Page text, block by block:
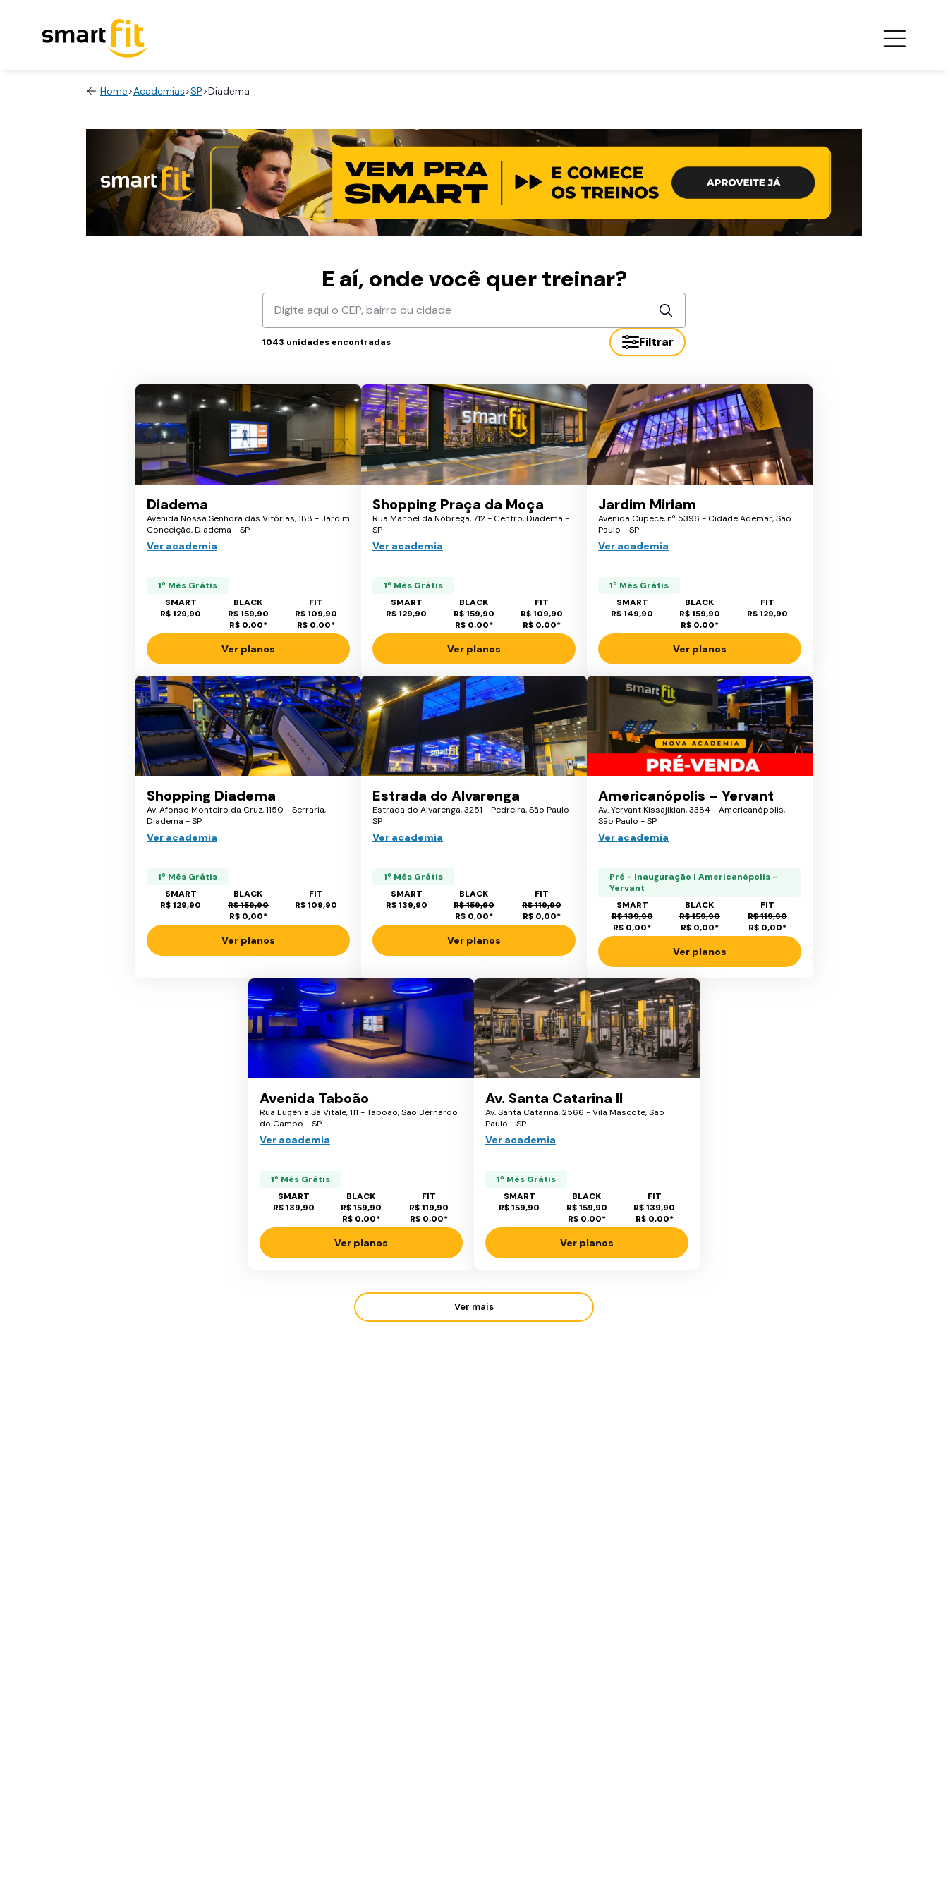
Home>Academias>SP>Diadema
E aí, onde você quer treinar?
1043 unidades encontradas Filtrar
Diadema
Avenida Nossa Senhora das Vitórias, 188 - Jardim
Conceição, Diadema - SP
Ver academia
1º Mês Grátis
SMART
R$ 129,90
BLACK
R$ 159,90
R$ 0,00*
FIT
R$ 109,90
R$ 0,00*
Ver planos
Shopping Praça da Moça
Rua Manoel da Nóbrega, 712 - Centro, Diadema -
SP
Ver academia
1º Mês Grátis
SMART
R$ 129,90
BLACK
R$ 159,90
R$ 0,00*
FIT
R$ 109,90
R$ 0,00*
Ver planos
Jardim Miriam
Avenida Cupecê, nº 5396 - Cidade Ademar, São
Paulo - SP
Ver academia
1º Mês Grátis
SMART
R$ 149,90
BLACK
R$ 159,90
R$ 0,00*
FIT
R$ 129,90
Ver planos
Shopping Diadema
Av. Afonso Monteiro da Cruz, 1150 - Serraria,
Diadema - SP
Ver academia
1º Mês Grátis
SMART
R$ 129,90
BLACK
R$ 159,90
R$ 0,00*
FIT
R$ 109,90
Ver planos
Estrada do Alvarenga
Estrada do Alvarenga, 3251 - Pedreira, São Paulo -
SP
Ver academia
1º Mês Grátis
SMART
R$ 139,90
BLACK
R$ 159,90
R$ 0,00*
FIT
R$ 119,90
R$ 0,00*
Ver planos
Americanópolis - Yervant
Av. Yervant Kissajikian, 3384 - Americanópolis,
São Paulo - SP
Ver academia
Pré - Inauguração | Americanópolis -
Yervant
SMART
R$ 139,90
R$ 0,00*
BLACK
R$ 159,90
R$ 0,00*
FIT
R$ 119,90
R$ 0,00*
Ver planos
Avenida Taboão
Rua Eugênia Sá Vitale, 111 - Taboão, São Bernardo
do Campo - SP
Ver academia
1º Mês Grátis
SMART
R$ 139,90
BLACK
R$ 159,90
R$ 0,00*
FIT
R$ 119,90
R$ 0,00*
Ver planos
Av. Santa Catarina II
Av. Santa Catarina, 2566 - Vila Mascote, São
Paulo - SP
Ver academia
1º Mês Grátis
SMART
R$ 159,90
BLACK
R$ 159,90
R$ 0,00*
FIT
R$ 139,90
R$ 0,00*
Ver planos
Ver mais